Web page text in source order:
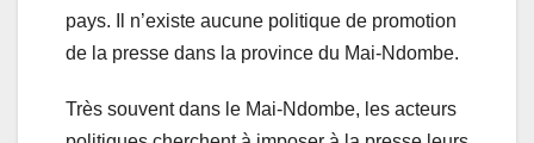
pays. Il n’existe aucune politique de promotion
de la presse dans la province du Mai-Ndombe.
Très souvent dans le Mai-Ndombe, les acteurs